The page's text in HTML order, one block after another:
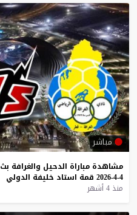
مباشر
مشاهدة مباراة الدحيل والغرافة بث
4-4-2026
قمة استاد خليفة الدولي
منذ 4 أشهر